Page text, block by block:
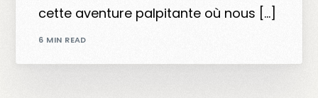
cette aventure palpitante où nous […]
6 MIN READ